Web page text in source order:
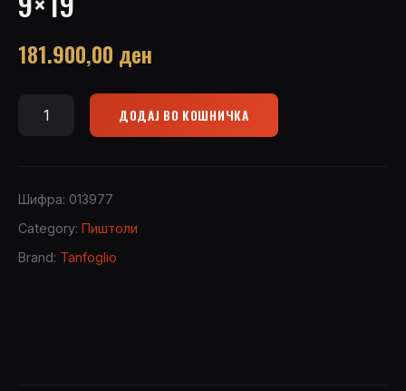
181.900,00 ден
Tanfoglio
Xtreme
9x19
quantity
ДОДАЈ ВО КОШНИЧКА
Шифра: 013977
Category: Пиштоли
Brand: Tanfoglio